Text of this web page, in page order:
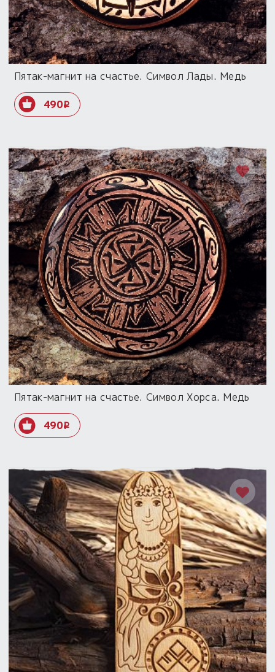
Пятак-магнит на счастье. Символ Лады. Медь
490i
Пятак-магнит на счастье. Символ Хорса. Медь
490i